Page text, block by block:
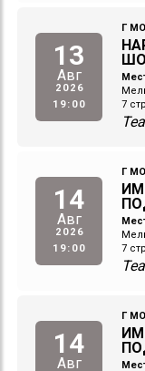
13
Авг
2026
19:00
Г
7
14
Авг
2026
19:00
Г
7
14
Авг
Г